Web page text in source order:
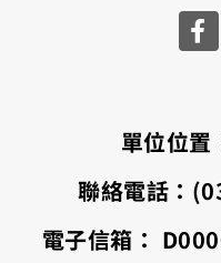
單位位置
聯絡電話：
電子信箱：